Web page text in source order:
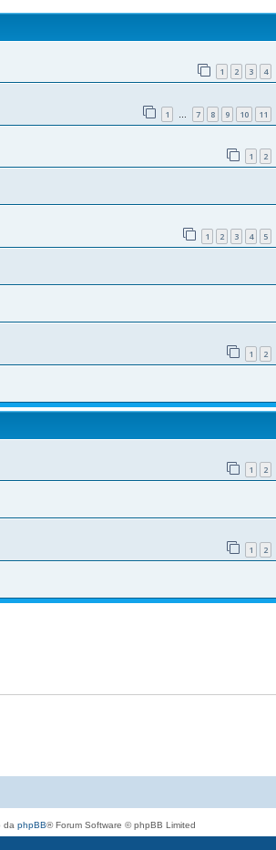
1 2 3 4
1 … 7 8 9 10 11
1 2
1 2 3 4 5
1 2
1 2
1 2
da phpBB® Forum Software © phpBB Limited